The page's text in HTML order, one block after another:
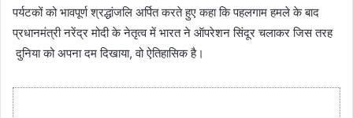
पर्यटकों को भावपूर्ण श्रद्धांजलि अर्पित करते हुए कहा कि पहलगाम हमले के बाद
प्रधानमंत्री नरेंद्र मोदी के नेतृत्व में भारत ने ऑपरेशन सिंदूर चलाकर जिस तरह
दुनिया को अपना दम दिखाया, वो ऐतिहासिक है।